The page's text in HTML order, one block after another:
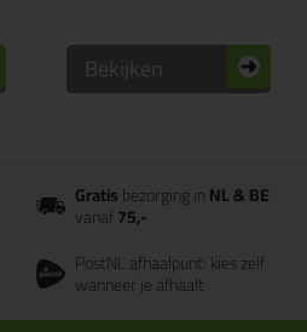
Bekijken
Gratisbezorging inNL & BE
vanaf75,-
PostNL afhaalpunt: kies zelf
wanneer je afhaalt